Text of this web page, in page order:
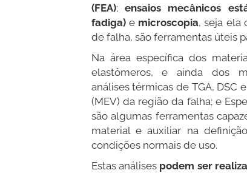
(FEA); ensaios mecânicos
fadiga)e microscopia, seja ela
de falha, são ferramentas úteis
Na área específica dos
elastômeros, e ainda dos
análises térmicas de TGA, DSC
(MEV) da região da falha; e
são algumas ferramentas
material e auxiliar na
condições normais de uso.
Estas análises podem ser